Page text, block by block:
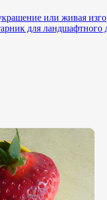
или живая
для ландшафтного